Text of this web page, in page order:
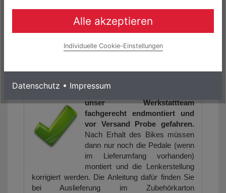
(www.rockmachine-germany.de) zu einem
Zinssatz von 0.0% finanzieren.
Folgende Links könnten Sie auch interessieren:
unser Werkstattteam
fachgerecht endmontiert und
vor Versand Probe gefahren.
Nach Erhalt des Bikes müssen
dann nur noch die Pedale (wenn
im Lieferumfang vorhanden)
montiert und die Lenkerstellung
korrigiert werden. Die Anleitung dafür finden Sie
bei Auslieferung im Zubehörkarton
Alle akzeptieren
Individuelle Cookie-Einstellungen
Datenschutz • Impressum